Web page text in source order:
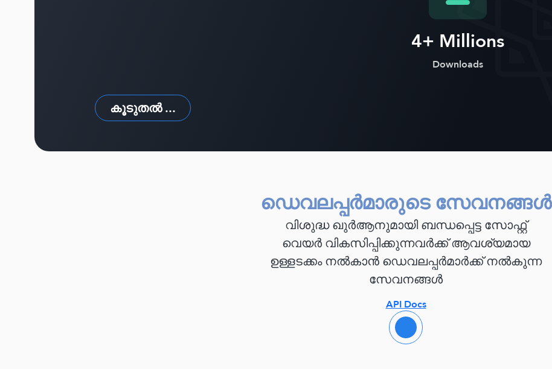
4+ Millions
Downloads
കൂടുതൽ ...
ഡെവലപ്പർമാരുടെ സേവനങ്ങൾ
വിശുദ്ധ ഖുർആനുമായി ബന്ധപ്പെട്ട സോഫ്റ്റ്
വെയർ വികസിപ്പിക്കുന്നവർക്ക് ആവശ്യമായ
ഉള്ളടക്കം നൽകാൻ ഡെവലപ്പർമാർക്ക് നൽകുന്ന
സേവനങ്ങൾ
API Docs